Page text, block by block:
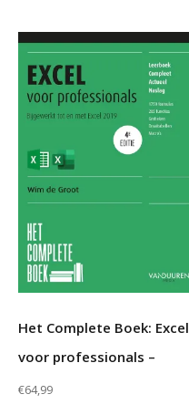
Het Complete Boek: Excel
voor professionals –
€64,99